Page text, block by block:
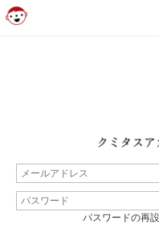
パスワードの再